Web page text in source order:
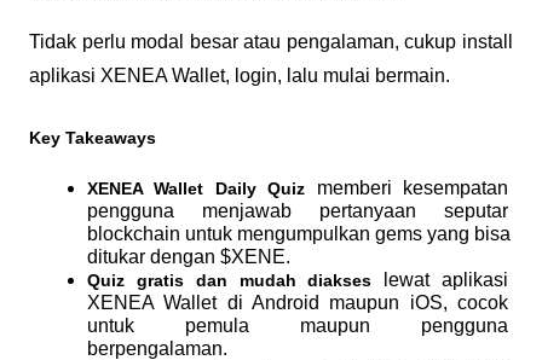
Tidak perlu modal besar atau pengalaman, cukup install
aplikasi XENEA Wallet, login, lalu mulai bermain.
Key Takeaways
XENEA Wallet Daily Quiz memberi kesempatan
pengguna menjawab pertanyaan seputar
blockchain untuk mengumpulkan gems yang bisa
ditukar dengan $XENE.
Quiz gratis dan mudah diakses lewat aplikasi
XENEA Wallet di Android maupun iOS, cocok
untuk pemula maupun pengguna
berpengalaman.